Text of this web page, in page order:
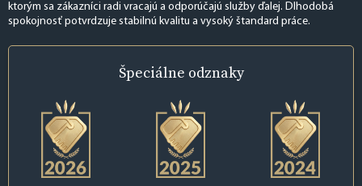
ktorým sa zákazníci radi vracajú a odporúčajú služby ďalej. Dlhodobá
spokojnosť potvrdzuje stabilnú kvalitu a vysoký štandard práce.
Špeciálne odznaky